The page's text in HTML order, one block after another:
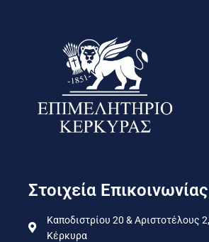
Στοιχεία Επικοινωνίας
Καποδιστρίου 20 & Αριστοτέλους
Κέρκυρα